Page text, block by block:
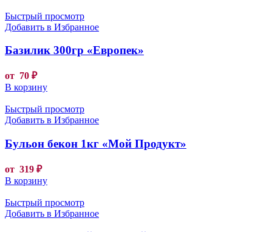
Быстрый просмотр
Добавить в Избранное
Базилик 300гр «Европек»
от 70 ₽
В корзину
Быстрый просмотр
Добавить в Избранное
Бульон бекон 1кг «Мой Продукт»
от 319 ₽
В корзину
Быстрый просмотр
Добавить в Избранное